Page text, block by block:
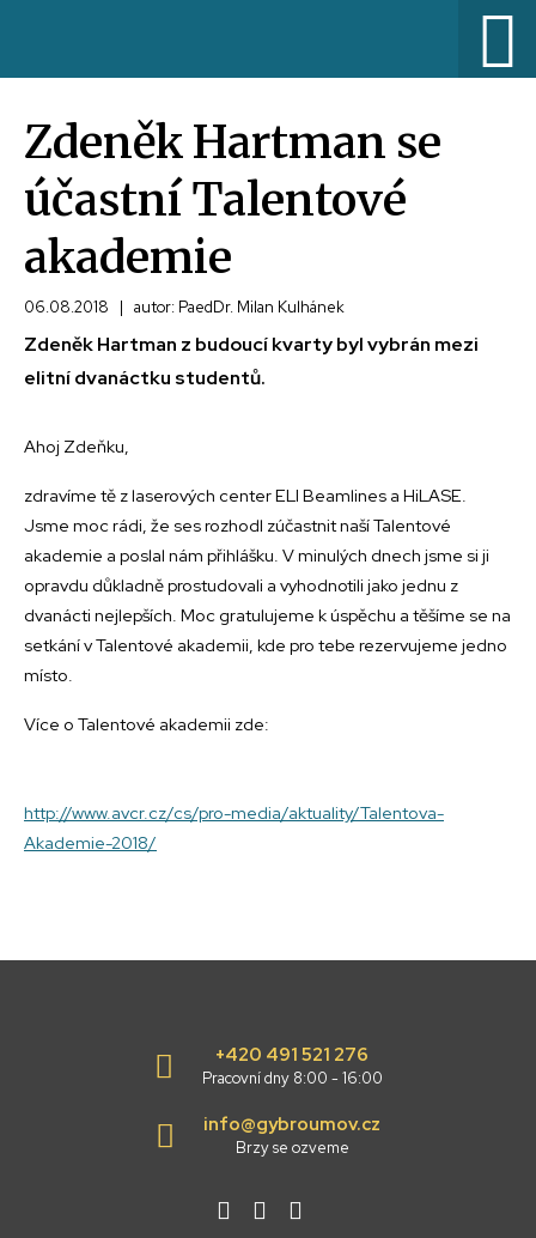
Zdeněk Hartman se
účastní Talentové
akademie
06.08.2018 | autor: PaedDr. Milan Kulhánek
Zdeněk Hartman z budoucí kvarty byl vybrán mezi
elitní dvanáctku studentů.
Ahoj Zdeňku,
zdravíme tě z laserových center ELI Beamlines a HiLASE.
Jsme moc rádi, že ses rozhodl zúčastnit naší Talentové
akademie a poslal nám přihlášku. V minulých dnech jsme si ji
opravdu důkladně prostudovali a vyhodnotili jako jednu z
dvanácti nejlepších. Moc gratulujeme k úspěchu a těšíme se na
setkání v Talentové akademii, kde pro tebe rezervujeme jedno
místo.
Více o Talentové akademii zde:
http://www.avcr.cz/cs/pro-media/aktuality/Talentova-
Akademie-2018/
+420 491 521 276
Pracovní dny 8:00 - 16:00
info@gybroumov.cz
Brzy se ozveme